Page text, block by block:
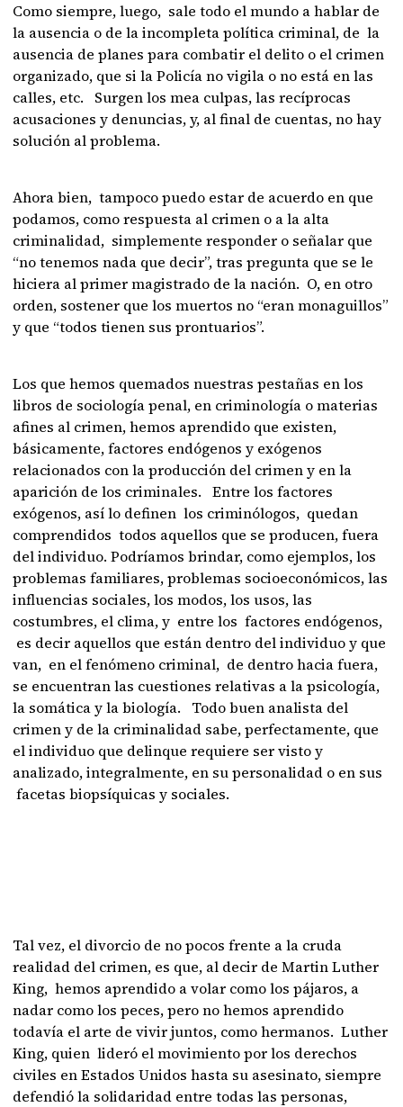
Como siempre, luego, sale todo el mundo a hablar de
la ausencia o de la incompleta política criminal, de la
ausencia de planes para combatir el delito o el crimen
organizado, que si la Policía no vigila o no está en las
calles, etc. Surgen los mea culpas, las recíprocas
acusaciones y denuncias, y, al final de cuentas, no hay
solución al problema.
Ahora bien, tampoco puedo estar de acuerdo en que
podamos, como respuesta al crimen o a la alta
criminalidad, simplemente responder o señalar que
“no tenemos nada que decir”, tras pregunta que se le
hiciera al primer magistrado de la nación. O, en otro
orden, sostener que los muertos no “eran monaguillos”
y que “todos tienen sus prontuarios”.
Los que hemos quemados nuestras pestañas en los
libros de sociología penal, en criminología o materias
afines al crimen, hemos aprendido que existen,
básicamente, factores endógenos y exógenos
relacionados con la producción del crimen y en la
aparición de los criminales. Entre los factores
exógenos, así lo definen los criminólogos, quedan
comprendidos todos aquellos que se producen, fuera
del individuo. Podríamos brindar, como ejemplos, los
problemas familiares, problemas socioeconómicos, las
influencias sociales, los modos, los usos, las
costumbres, el clima, y entre los factores endógenos,
es decir aquellos que están dentro del individuo y que
van, en el fenómeno criminal, de dentro hacia fuera,
se encuentran las cuestiones relativas a la psicología,
la somática y la biología. Todo buen analista del
crimen y de la criminalidad sabe, perfectamente, que
el individuo que delinque requiere ser visto y
analizado, integralmente, en su personalidad o en sus
facetas biopsíquicas y sociales.
Tal vez, el divorcio de no pocos frente a la cruda
realidad del crimen, es que, al decir de Martin Luther
King, hemos aprendido a volar como los pájaros, a
nadar como los peces, pero no hemos aprendido
todavía el arte de vivir juntos, como hermanos. Luther
King, quien lideró el movimiento por los derechos
civiles en Estados Unidos hasta su asesinato, siempre
defendió la solidaridad entre todas las personas,